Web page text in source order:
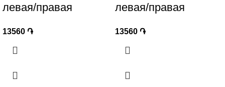
левая/правая
13560 ֏
левая/правая
13560 ֏